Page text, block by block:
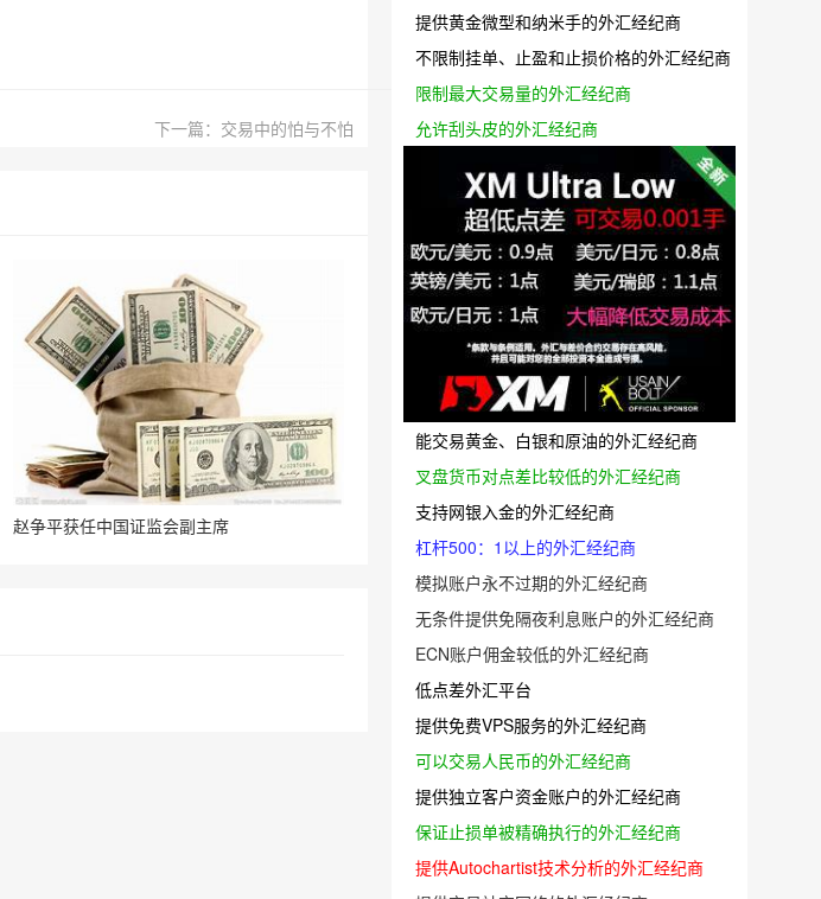
下一篇：交易中的怕与不怕
赵争平获任中国证监会副主席
入金、出金免手续费的外汇经纪商
提供美分账户的外汇经纪商
无需入金，123美元免费账户
支持人民币入金出金的外汇经纪商
提供黄金微型和纳米手的外汇经纪商
不限制挂单、止盈和止损价格的外汇经纪商
限制最大交易量的外汇经纪商
允许刮头皮的外汇经纪商
能交易黄金、白银和原油的外汇经纪商
叉盘货币对点差比较低的外汇经纪商
支持网银入金的外汇经纪商
杠杆500：1以上的外汇经纪商
模拟账户永不过期的外汇经纪商
无条件提供免隔夜利息账户的外汇经纪商
ECN账户佣金较低的外汇经纪商